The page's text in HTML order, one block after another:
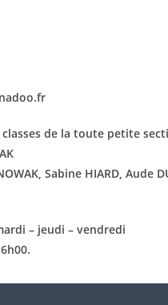
de la toute petite
Sabine HIARD, Aude
– jeudi – vendredi